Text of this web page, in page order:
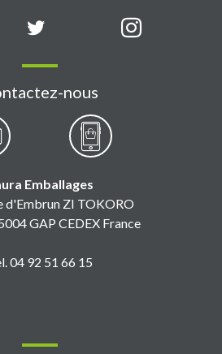
nous
Emballages
d'Embrun ZI TOKORO
GAP CEDEX France
04 92 51 66 15